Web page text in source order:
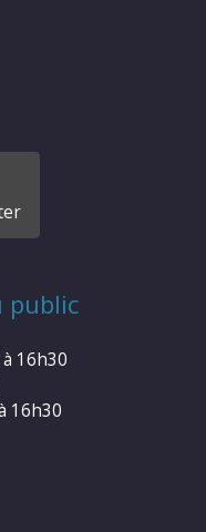
public
16h30
16h30